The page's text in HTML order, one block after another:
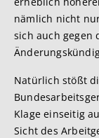
nämlich nicht
sich auch gegen
Natürlich stößt
Klage einseitig
Sicht des